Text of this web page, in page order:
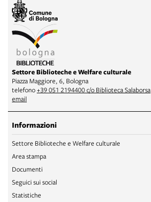
Settore Biblioteche e Welfare culturale
Piazza Maggiore, 6, Bologna
telefono+39 051 2194400 c/o Biblioteca Salaborsa
email
Informazioni
Settore Biblioteche e Welfare culturale
Area stampa
Documenti
Seguici sui social
Statistiche